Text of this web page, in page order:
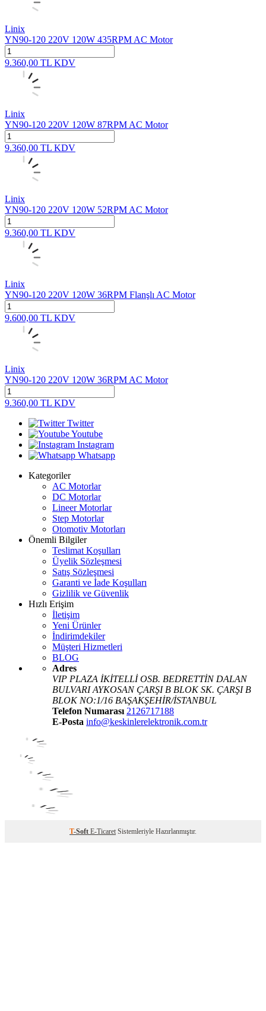
Linix
YN90-120 220V 120W 435RPM AC Motor
9.360,00 TL KDV
Linix
YN90-120 220V 120W 87RPM AC Motor
9.360,00 TL KDV
Linix
YN90-120 220V 120W 52RPM AC Motor
9.360,00 TL KDV
Linix
YN90-120 220V 120W 36RPM Flanşlı AC Motor
9.600,00 TL KDV
Linix
YN90-120 220V 120W 36RPM AC Motor
9.360,00 TL KDV
Twitter
Youtube
Instagram
Whatsapp
Kategoriler
AC Motorlar
DC Motorlar
Lineer Motorlar
Step Motorlar
Otomotiv Motorları
Önemli Bilgiler
Teslimat Koşulları
Üyelik Sözleşmesi
Satış Sözleşmesi
Garanti ve İade Koşulları
Gizlilik ve Güvenlik
Hızlı Erişim
İletişim
Yeni Ürünler
İndirimdekiler
Müşteri Hizmetleri
BLOG
Adres
VIP PLAZA İKİTELLİ OSB. BEDRETTİN DALAN
BULVARI AYKOSAN ÇARŞI B BLOK SK. ÇARŞI B
BLOK NO:1/16 BAŞAKŞEHİR/İSTANBUL
Telefon Numarası 2126717188
E-Posta info@keskinlerelektronik.com.tr
T-Soft E-Ticaret Sistemleriyle Hazırlanmıştır.